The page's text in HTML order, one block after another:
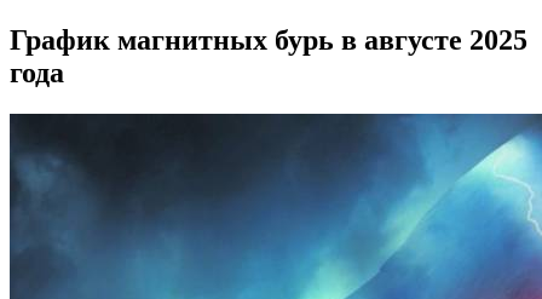
График магнитных бурь в августе 2025
года